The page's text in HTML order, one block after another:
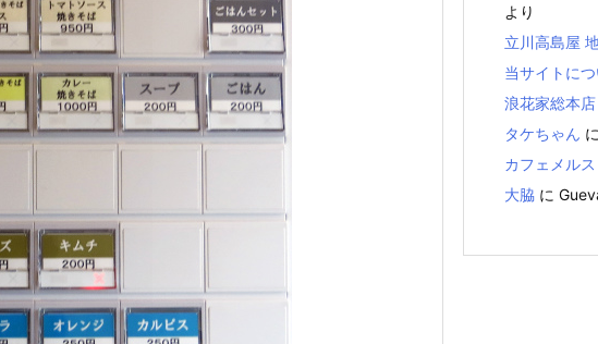
より
立川高島屋
当サイトにつ
浪花家総本店
タケちゃん に
カフェメル
大脇 に